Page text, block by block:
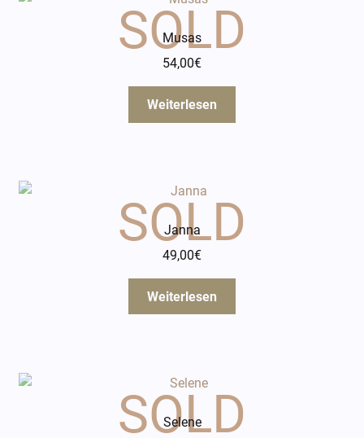
Musas
54,00€
Weiterlesen
Janna
49,00€
Weiterlesen
Selene